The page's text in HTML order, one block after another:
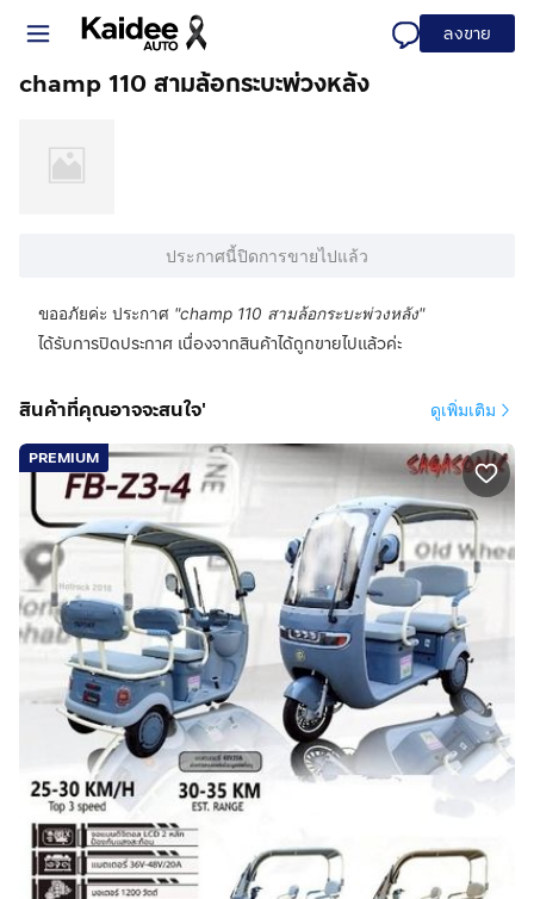
ลงขาย
champ 110 สามล้อกระบะพ่วงหลัง
ประกาศนี้ปิดการขายไปแล้ว
ขออภัยค่ะ ประกาศ "champ 110 สามล้อกระบะพ่วงหลัง"
ได้รับการปิดประกาศ เนื่องจากสินค้าได้ถูกขายไปแล้วค่ะ
สินค้าที่คุณอาจจะสนใจ' ดูเพิ่มเติม
PREMIUM